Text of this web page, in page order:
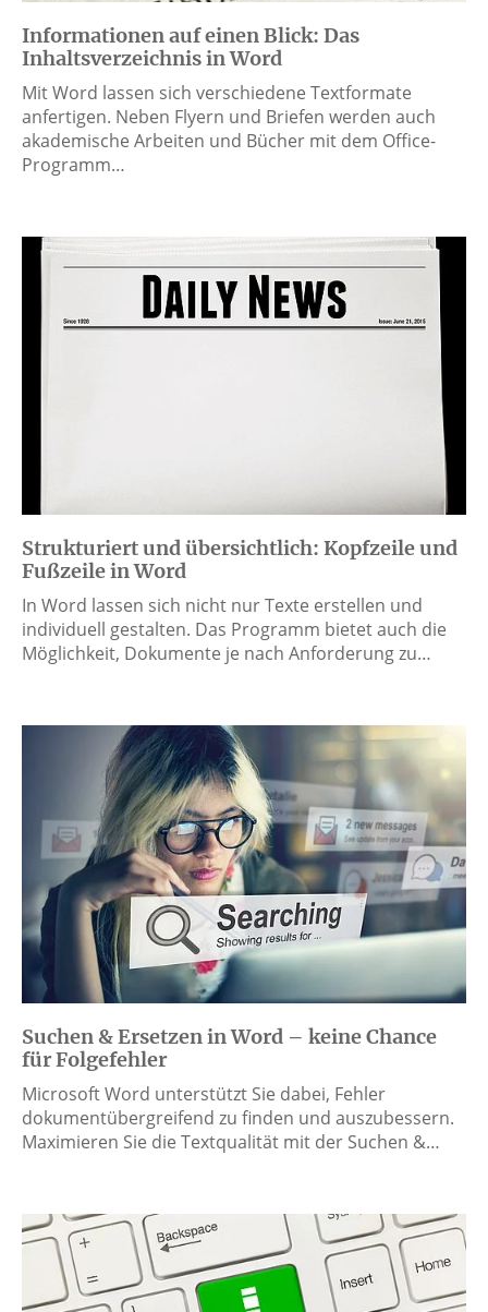
Informationen auf einen Blick: Das
Inhaltsverzeichnis in Word
Mit Word lassen sich verschiedene Textformate
anfertigen. Neben Flyern und Briefen werden auch
akademische Arbeiten und Bücher mit dem Office-
Programm…
Strukturiert und übersichtlich: Kopfzeile und
Fußzeile in Word
In Word lassen sich nicht nur Texte erstellen und
individuell gestalten. Das Programm bietet auch die
Möglichkeit, Dokumente je nach Anforderung zu…
Suchen & Ersetzen in Word – keine Chance
für Folgefehler
Microsoft Word unterstützt Sie dabei, Fehler
dokumentübergreifend zu finden und auszubessern.
Maximieren Sie die Textqualität mit der Suchen &…